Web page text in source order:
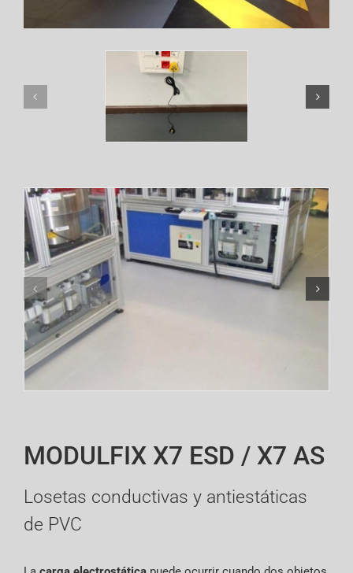
MODULFIX X7 ESD / X7 AS
Losetas conductivas y antiestáticas
de PVC